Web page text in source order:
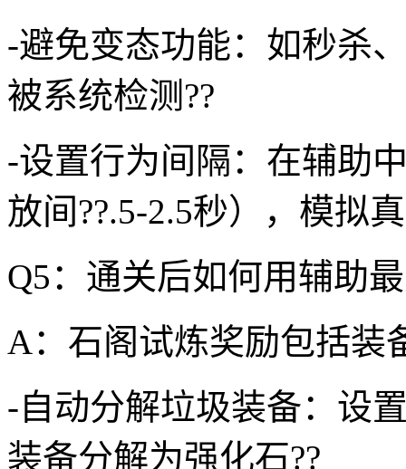
-避免变态功能：如秒杀
被系统检测??
-设置行为间隔：在辅助
放间??.5-2.5秒），模拟
Q5：通关后如何用辅助
A：石阁试炼奖励包括装
-自动分解垃圾装备：设
装备分解为强化石??